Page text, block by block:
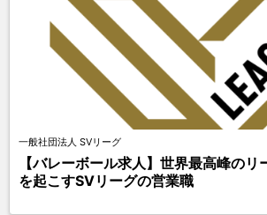
一般社団法人 SVリーグ
【バレーボール求人】世界最高峰の
を起こすSVリーグの営業職